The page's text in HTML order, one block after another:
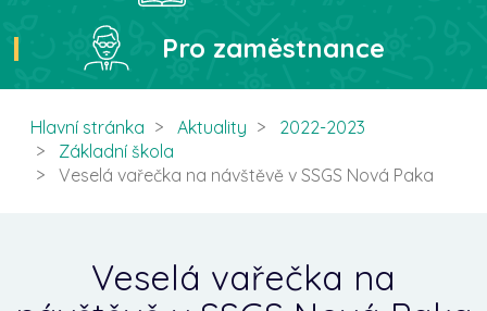
t
Pro zaměstnance
Hlavní stránka Aktuality
2022-2023
Základní škola
Veselá vařečka na návštěvě v SSGS Nová Paka
Veselá vařečka na